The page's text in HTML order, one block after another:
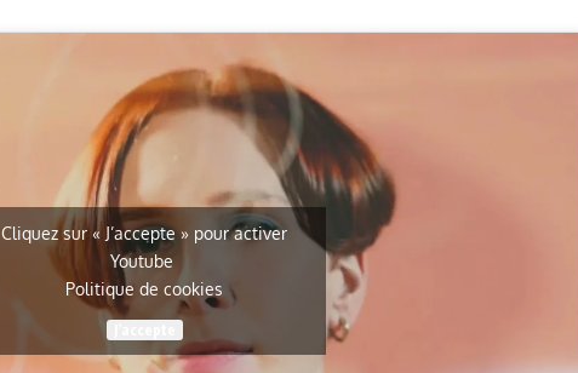
Cliquez sur « J’accepte » pour activer
Youtube
Politique de cookies